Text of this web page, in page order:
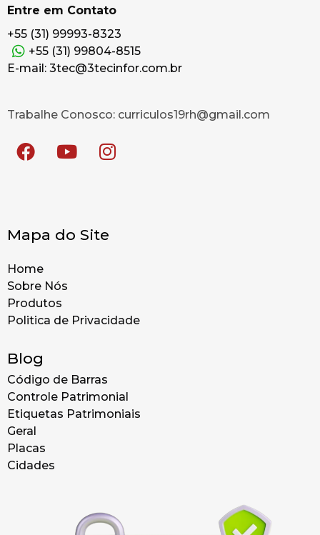
Entre em Contato
+55 (31) 99993-8323
+55 (31) 99804-8515
E-mail: 3tec@3tecinfor.com.br
Trabalhe Conosco: curriculos19rh@gmail.com
Mapa do Site
Home
Sobre Nós
Produtos
Politica de Privacidade
Blog
Código de Barras
Controle Patrimonial
Etiquetas Patrimoniais
Geral
Placas
Cidades